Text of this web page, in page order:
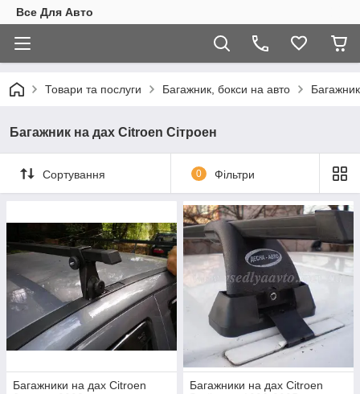
Все Для Авто
Товари та послуги Багажник, бокси на авто
Багажник на дах Citroen Сітроен
Сортування 0 Фільтри
Багажники на дах Citroen
Багажники на дах Citroen